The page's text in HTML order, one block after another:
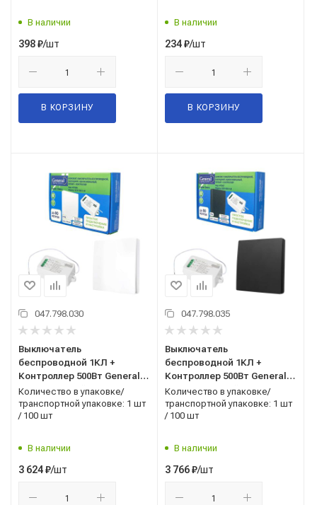
В наличии
398₽/шт
В КОРЗИНУ
В наличии
234₽/шт
В КОРЗИНУ
047.798.030
Выключатель
беспроводной 1КЛ +
Контроллер 500Вт General
(477506) белый Омега
Количество в упаковке/
транспортной упаковке: 1 шт
/ 100 шт
В наличии
3 624₽/шт
047.798.035
Выключатель
беспроводной 1КЛ +
Контроллер 500Вт General
(477507) черный Омега
Количество в упаковке/
транспортной упаковке: 1 шт
/ 100 шт
В наличии
3 766₽/шт